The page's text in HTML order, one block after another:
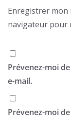
Enregistrer mon
navigateur pour
Prévenez-moi
e-mail.
Prévenez-moi